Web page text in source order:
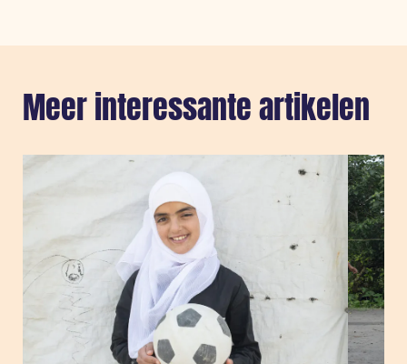
Meer interessante artikelen
Sla carousel over